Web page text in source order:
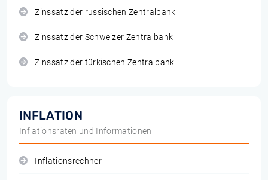
Zinssatz der russischen Zentralbank
Zinssatz der Schweizer Zentralbank
Zinssatz der türkischen Zentralbank
INFLATION
Inflationsraten und Informationen
Inflationsrechner